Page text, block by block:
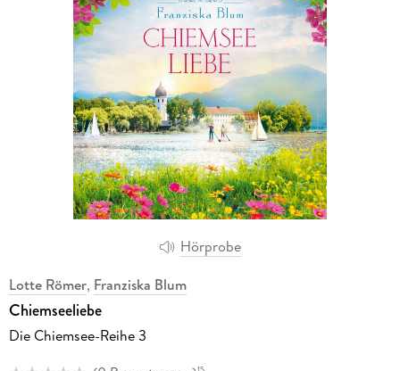
Hörprobe
Lotte Römer, Franziska Blum
Chiemseeliebe
Die Chiemsee-Reihe 3